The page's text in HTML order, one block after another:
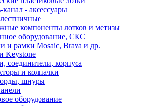
канал - аксессуары
компоненты лотков и метизы
оборудование, СКС
и рамки Mosaic, Brava и др.
Keystone
соединители, корпуса
и колпачки
шнуры
оборудование